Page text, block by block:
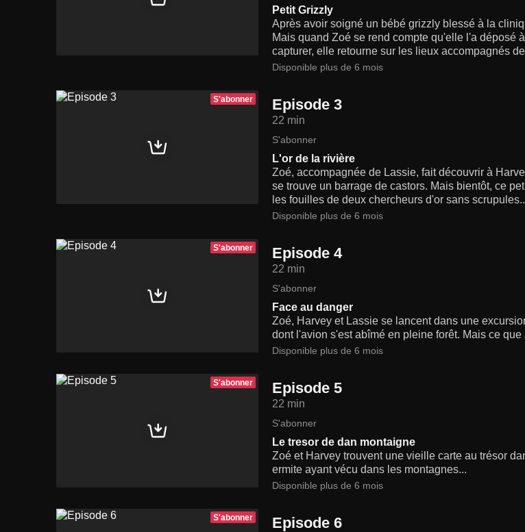
Petit Grizzly
Après avoir soigné un bébé grizzly blessé à la
Mais quand Zoé se rend compte qu'elle l'a déposé
capturer, elle retourne sur les lieux accompagnés
Disponible plus de 6 mois
S'abonner Episode 3
22 min
S'abonner
L'or de la rivière
Zoé, accompagnée de Lassie, fait découvrir à
se trouve un barrage de castors. Mais bientôt, ce
les fouilles de deux chercheurs d'or sans
Disponible plus de 6 mois
S'abonner Episode 4
22 min
S'abonner
Face au danger
Zoé, Harvey et Lassie se lancent dans une
dont l'avion s'est abîmé en pleine forêt. Mais ce
Disponible plus de 6 mois
S'abonner Episode 5
22 min
S'abonner
Le tresor de dan montaigne
Zoé et Harvey trouvent une vieille carte au trésor
ermite ayant vécu dans les montagnes...
Disponible plus de 6 mois
S'abonner Episode 6